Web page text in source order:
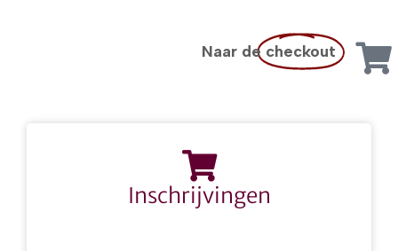
Naar de checkout
Inschrijvingen